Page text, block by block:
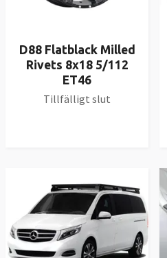
D88 Flatblack Milled
Rivets 8x18 5/112
ET46
Tillfälligt slut